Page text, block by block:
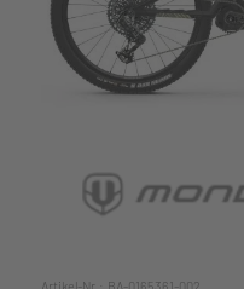
Artikel-Nr.: BA-0165361-002